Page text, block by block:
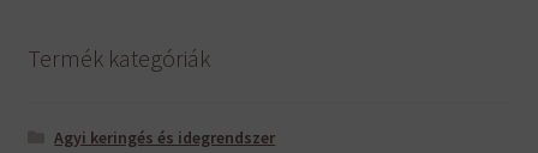
Termék kategóriák
Agyi keringés és idegrendszer